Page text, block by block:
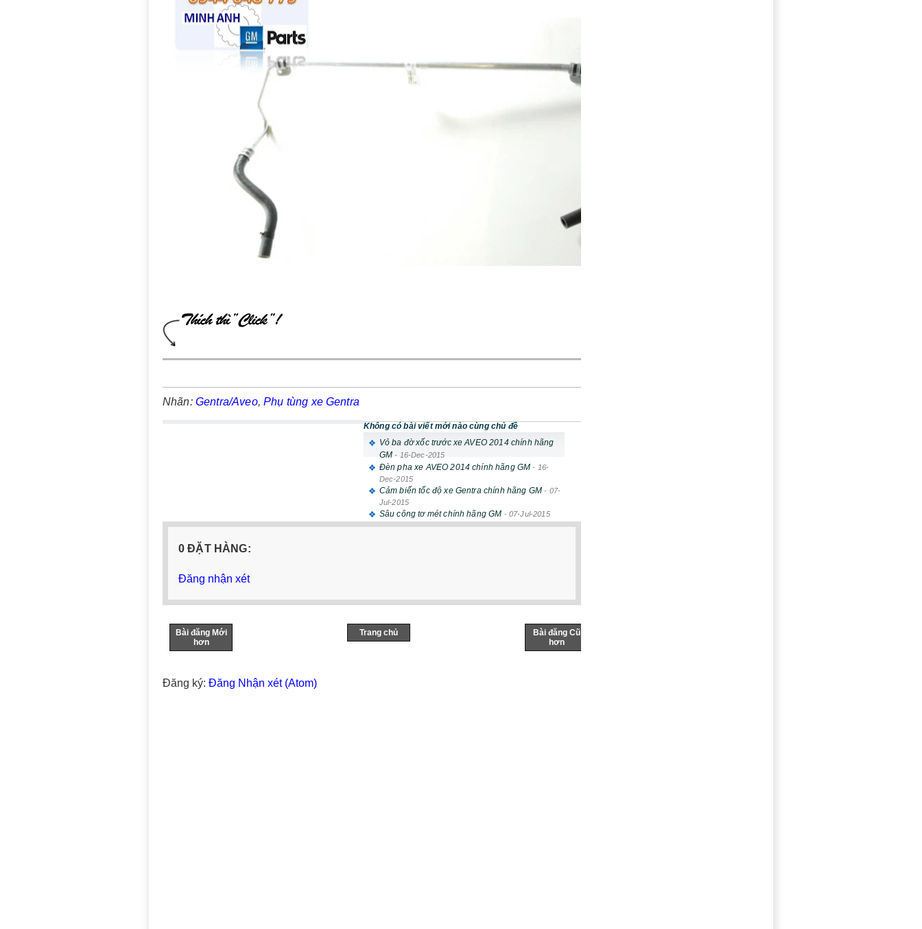
Nhãn: Gentra/Aveo,Phụ tùng xe Gentra
Không có bài viết mới nào cùng chủ đề
Vỏ ba đờ xốc trước xe AVEO 2014 chính hãng
GM - 16-Dec-2015
Đèn pha xe AVEO 2014 chính hãng GM - 16-
Dec-2015
Cảm biến tốc độ xe Gentra chính hãng GM - 07-
Jul-2015
Sâu công tơ mét chính hãng GM - 07-Jul-2015
0 ĐẶT HÀNG:
Đăng nhận xét
Bài đăng Mới
hơn
Bài đăng Cũ
hơn
Trang chủ
Đăng ký: Đăng Nhận xét (Atom)